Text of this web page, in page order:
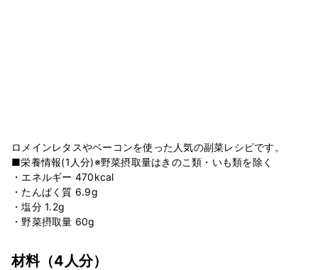
ロメインレタスやベーコンを使った人気の副菜レシピです。
■栄養情報(1人分)※野菜摂取量はきのこ類・いも類を除く
・エネルギー 470kcal
・たんぱく質 6.9g
・塩分 1.2g
・野菜摂取量 60g
材料（4人分）